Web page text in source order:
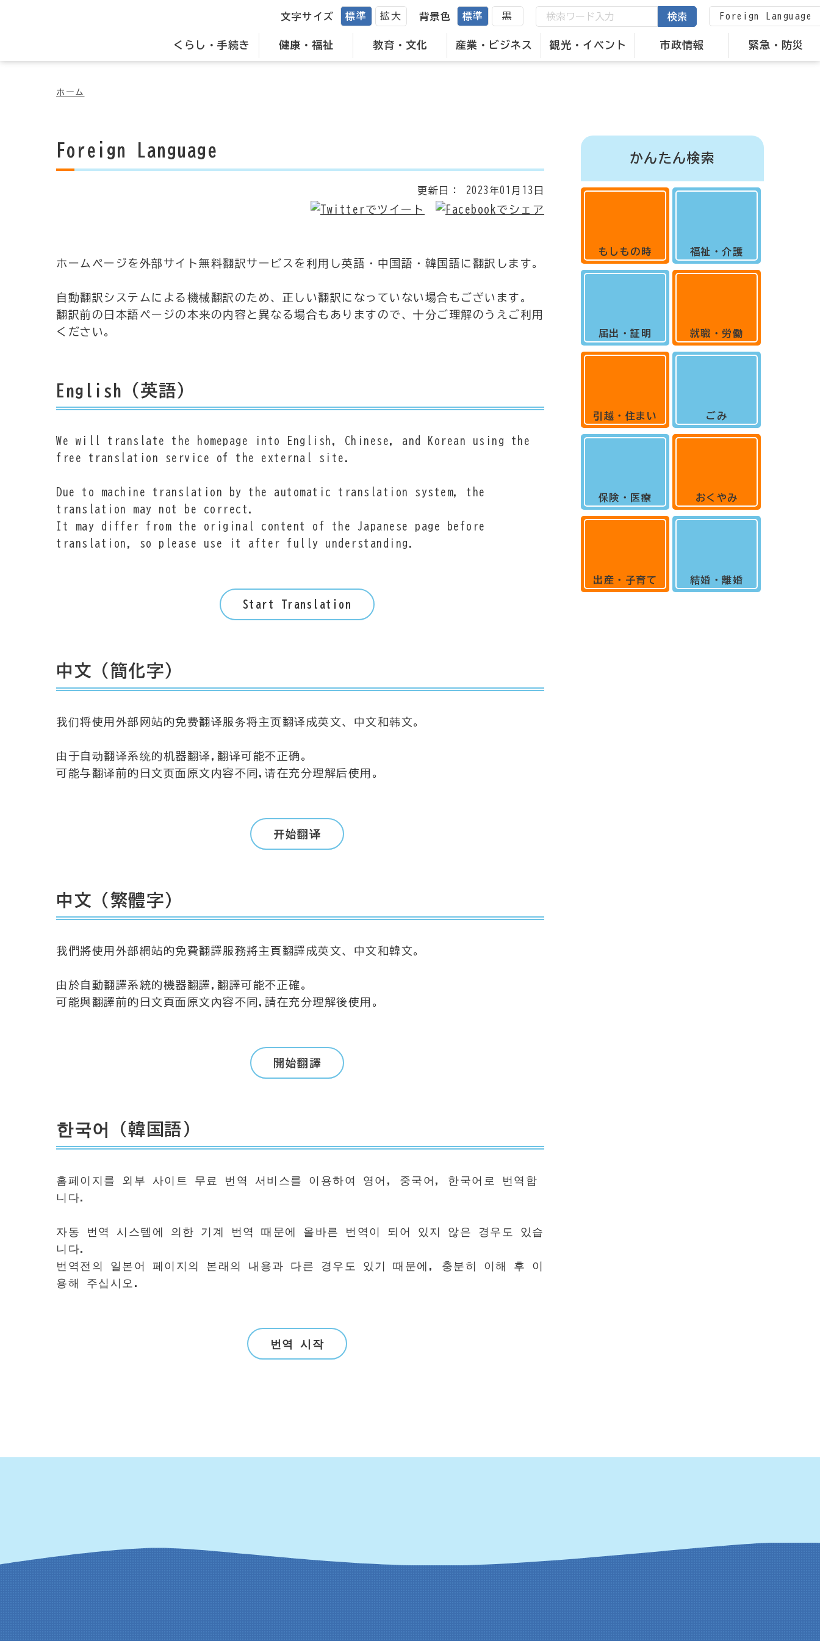
くらし・手続き 健康・福祉 教育・文化 産業・ビジネス 観光・イベント 市政情報 緊急・防災
文字サイズ 標準 拡大 背景色 標準 黒 検索 Foreign Language
ホーム
Foreign Language
更新日： 2023年01月13日
ホームページを外部サイト無料翻訳サービスを利用し英語・中国語・韓国語に翻訳します。
自動翻訳システムによる機械翻訳のため、正しい翻訳になっていない場合もございます。
翻訳前の日本語ページの本来の内容と異なる場合もありますので、十分ご理解のうえご利用
ください。
English（英語）
We will translate the homepage into English, Chinese, and Korean using the
free translation service of the external site.
Due to machine translation by the automatic translation system, the
translation may not be correct.
It may differ from the original content of the Japanese page before
translation, so please use it after fully understanding.
Start Translation
中文（簡化字）
我们将使用外部网站的免费翻译服务将主页翻译成英文、中文和韩文。
由于自动翻译系统的机器翻译,翻译可能不正确。
可能与翻译前的日文页面原文内容不同,请在充分理解后使用。
开始翻译
中文（繁體字）
我們將使用外部網站的免費翻譯服務將主頁翻譯成英文、中文和韓文。
由於自動翻譯系統的機器翻譯,翻譯可能不正確。
可能與翻譯前的日文頁面原文內容不同,請在充分理解後使用。
開始翻譯
한국어（韓国語）
홈페이지를 외부 사이트 무료 번역 서비스를 이용하여 영어, 중국어, 한국어로 번역합
니다.
자동 번역 시스템에 의한 기계 번역 때문에 올바른 번역이 되어 있지 않은 경우도 있습
니다.
번역전의 일본어 페이지의 본래의 내용과 다른 경우도 있기 때문에, 충분히 이해 후 이
용해 주십시오.
번역 시작
かんたん検索
もしもの時
届出・証明
引越・住まい
保険・医療
出産・子育て
福祉・介護
就職・労働
ごみ
おくやみ
結婚・離婚